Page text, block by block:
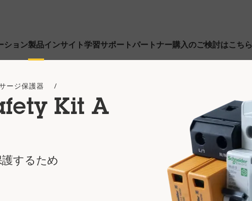
ション製品インサイト学習サポートパートナー購入のご検討はこちら
ージ保護器
Kit A
するため